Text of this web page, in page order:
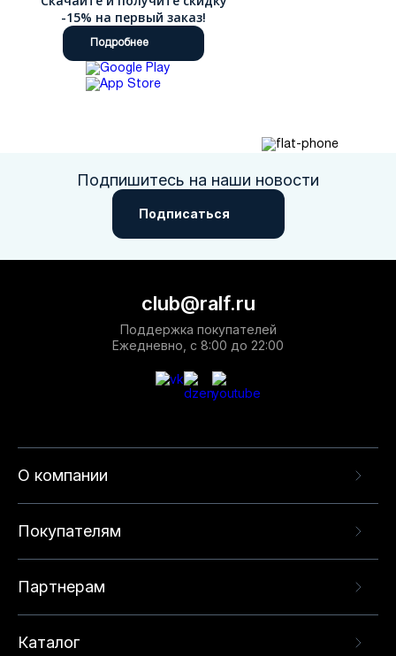
-15% на первый заказ!
Подробнее
Подпишитесь на наши новости
Подписаться
О компании
Покупателям
Партнерам
Каталог
club@ralf.ru
Поддержка покупателей
Ежедневно, с 8:00 до 22:00